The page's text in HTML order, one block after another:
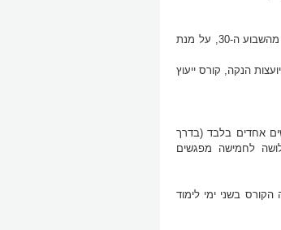
כדאי להצטרף לסדנת הכנה ללידה כאשר אתם נמצאים בסביבות השבוע ה22-24 להיריון, ולא יאוחר מהשבוע ה-30, על מנת
הנקה, קורס ייעוץ
אחדים בלבד (בדרך
לחמישה מפגשים
בשני ימי לימוד